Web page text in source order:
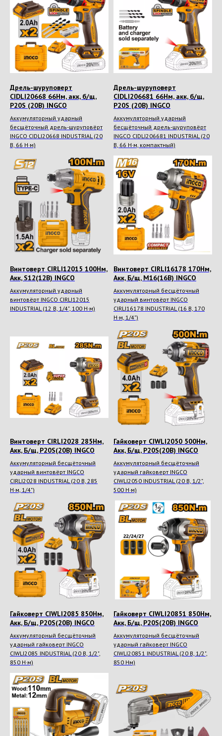
Дрель-шуруповерт
CIDLI20668 66Нм, акк, б/щ,
P20S (20В) INGCO
Аккумуляторный ударный
бесщёточный дрель-шуруповёрт
INGCO CIDLI20668 INDUSTRIAL (20
В, 66 Н·м)
Дрель-шуруповерт
CIDLI206681 66Нм, акк, б/щ,
P20S (20В) INGCO
Аккумуляторный ударный
бесщёточный дрель-шуруповёрт
INGCO CIDLI206681 INDUSTRIAL (20
В, 66 Н·м, компактный)
Винтоверт CIRLI12015 100Нм,
Акк, S12(12В) INGCO
Аккумуляторный ударный
винтовёрт INGCO CIRLI12015
INDUSTRIAL (12 В, 1/4", 100 Н·м)
Винтоверт CIRLI16178 170Нм,
Акк, Б/щ, M16(16В) INGCO
Аккумуляторный бесщёточный
ударный винтовёрт INGCO
CIRLI16178 INDUSTRIAL (16 В, 170
Н·м, 1/4")
Винтоверт CIRLI2028 285Нм,
Акк, Б/щ, P20S(20В) INGCO
Аккумуляторный бесщёточный
ударный винтовёрт INGCO
CIRLI2028 INDUSTRIAL (20 В, 285
Н·м, 1/4")
Гайковерт CIWLI2050 500Нм,
Акк, Б/щ, P20S(20В) INGCO
Аккумуляторный бесщёточный
ударный гайковерт INGCO
CIWLI2050 INDUSTRIAL (20 В, 1/2",
500 Н·м)
Гайковерт CIWLI2085 850Нм,
Акк, Б/щ, P20S(20В) INGCO
Аккумуляторный бесщёточный
ударный гайковерт INGCO
CIWLI2085 INDUSTRIAL (20 В, 1/2",
850 Н·м)
Гайковерт CIWLI20851 850Нм,
Акк, Б/щ, P20S(20В) INGCO
Аккумуляторный бесщёточный
ударный гайковерт INGCO
CIWLI20851 INDUSTRIAL (20 В, 1/2",
850 Нм)